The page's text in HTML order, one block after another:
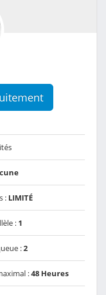
: LIMITÉ
: 1
:2
:48 Heures